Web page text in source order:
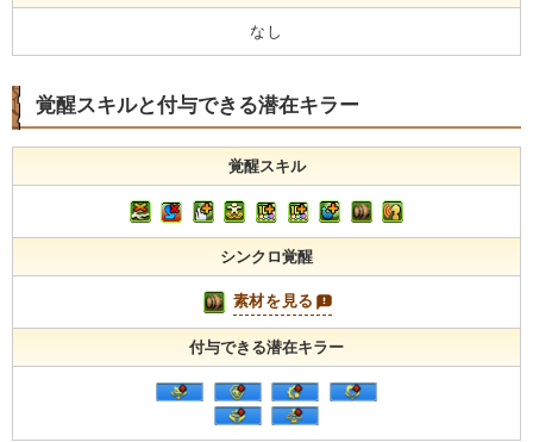
なし
覚醒スキルと付与できる潜在キラー
覚醒スキル
シンクロ覚醒
素材を見る
付与できる潜在キラー